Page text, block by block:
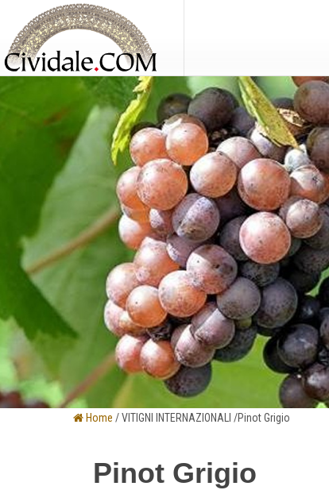
Home / VITIGNI INTERNAZIONALI /Pinot Grigio
Pinot Grigio